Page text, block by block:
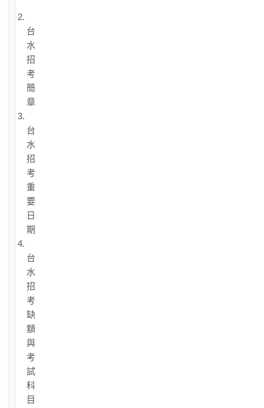
2.
台
水
招
考
簡
章
3.
台
水
招
考
重
要
日
期
4.
台
水
招
考
缺
額
與
考
試
科
目